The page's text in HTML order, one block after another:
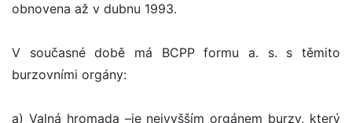
obnovena až v dubnu 1993.
V současné době má BCPP formu a. s. s těmito
burzovními orgány:
a) Valná hromada –je nejvyšším orgánem burzy, který